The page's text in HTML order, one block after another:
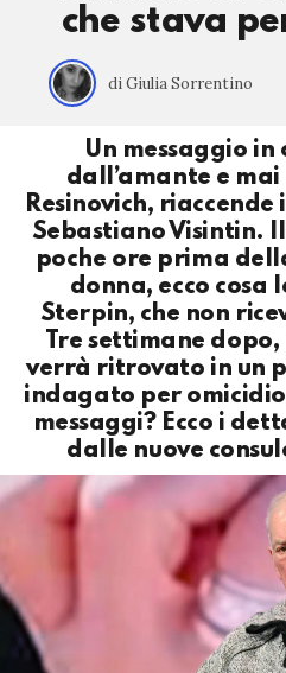
che stava
di Giulia Sorrentino
Un messaggio in
dall’amante e
Resinovich,
Sebastiano Visintin.
poche ore prima
donna, ecco cosa
Sterpin, che non
Tre settimane
verrà ritrovato in un
indagato per
messaggi? Ecco i
dalle nuove